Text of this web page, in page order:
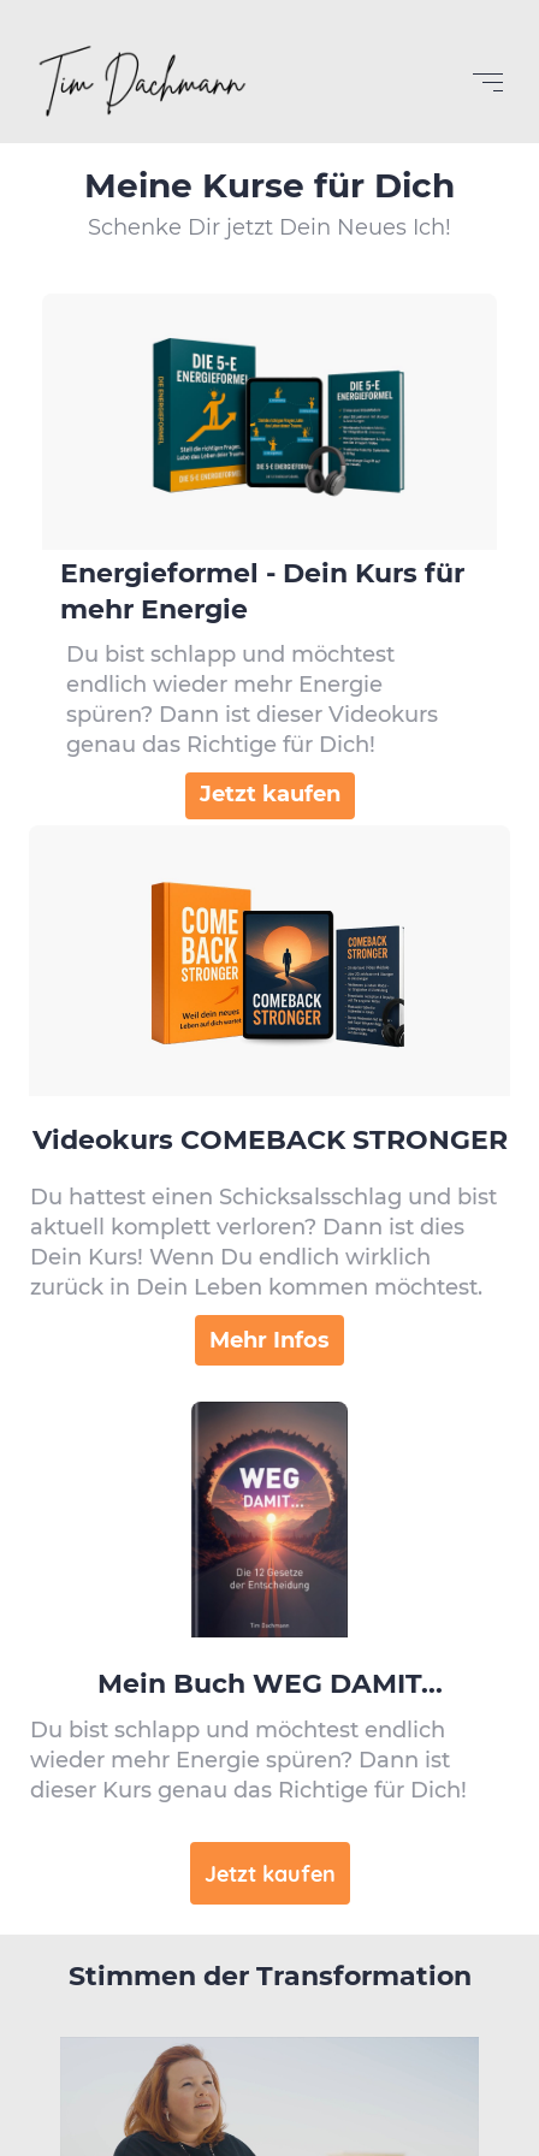
Meine Kurse für Dich
Schenke Dir jetzt Dein Neues Ich!
Energieformel - Dein Kurs für
mehr Energie
Du bist schlapp und möchtest
endlich wieder mehr Energie
spüren? Dann ist dieser Videokurs
genau das Richtige für Dich!
Jetzt kaufen
Videokurs COMEBACK STRONGER
Du hattest einen Schicksalsschlag und bist
aktuell komplett verloren? Dann ist dies
Dein Kurs! Wenn Du endlich wirklich
zurück in Dein Leben kommen möchtest.
Mehr Infos
Mein Buch WEG DAMIT...
Du bist schlapp und möchtest endlich
wieder mehr Energie spüren? Dann ist
dieser Kurs genau das Richtige für Dich!
Jetzt kaufen
Stimmen der Transformation